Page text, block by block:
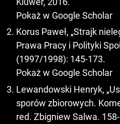
Pokaż w Google Scholar
Korus Paweł, „Strajk
Prawa Pracy i Polityki
(1997/1998): 145-173.
Pokaż w Google Scholar
Lewandowski Henryk,
sporów zbiorowych.
red. Zbigniew Salwa.